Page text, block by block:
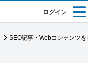
ログイン
SEO記事・Webコンテンツ